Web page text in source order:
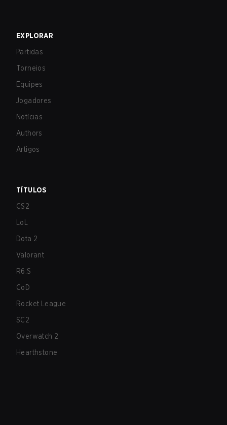
EXPLORAR
Partidas
Torneios
Equipes
Jogadores
Notícias
Authors
Artigos
TÍTULOS
CS2
LoL
Dota 2
Valorant
R6:S
CoD
Rocket League
SC2
Overwatch 2
Hearthstone